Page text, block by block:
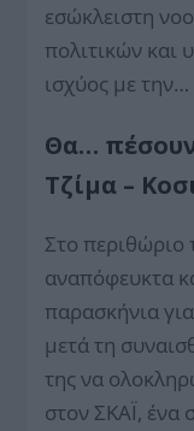
εσώκλειστη
πολιτικών και
ισχύος με
Θα…
Τζίμα –
Στο περιθώριο
αναπόφευκτα
παρασκήνια
μετά τη
της να
στον ΣΚΑΪ, ένα